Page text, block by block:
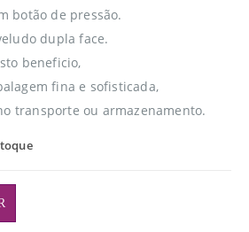
botão de pressão.
dupla face.
beneficio,
fina e sofisticada,
transporte ou armazenamento.